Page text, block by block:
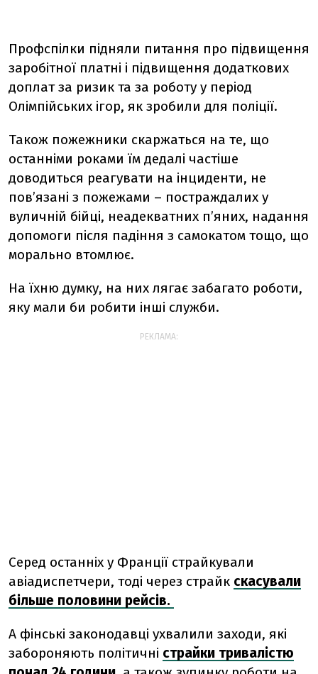
Профспілки підняли питання про підвищення
заробітної платні і підвищення додаткових
доплат за ризик та за роботу у період
Олімпійських ігор, як зробили для поліції.
Також пожежники скаржаться на те, що
останніми роками їм дедалі частіше
доводиться реагувати на інциденти, не
пов’язані з пожежами – постраждалих у
вуличній бійці, неадекватних п’яних, надання
допомоги після падіння з самокатом тощо, що
морально втомлює.
На їхню думку, на них лягає забагато роботи,
яку мали би робити інші служби.
РЕКЛАМА:
Серед останніх у Франції страйкували
авіадиспетчери, тоді через страйк скасували
більше половини рейсів.
А фінські законодавці ухвалили заходи, які
забороняють політичні страйки тривалістю